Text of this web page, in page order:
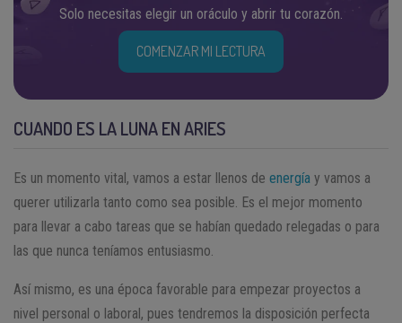
Solo necesitas elegir un oráculo y abrir tu corazón.
COMENZAR MI LECTURA
CUANDO ES LA LUNA EN ARIES
Es un momento vital, vamos a estar llenos de energía y vamos a
querer utilizarla tanto como sea posible. Es el mejor momento
para llevar a cabo tareas que se habían quedado relegadas o para
las que nunca teníamos entusiasmo.
Así mismo, es una época favorable para empezar proyectos a
nivel personal o laboral, pues tendremos la disposición perfecta